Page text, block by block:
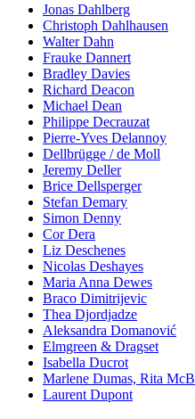
Jonas Dahlberg
Christoph Dahlhausen
Walter Dahn
Frauke Dannert
Bradley Davies
Richard Deacon
Michael Dean
Philippe Decrauzat
Pierre-Yves Delannoy
Dellbrügge / de Moll
Jeremy Deller
Brice Dellsperger
Stefan Demary
Simon Denny
Cor Dera
Liz Deschenes
Nicolas Deshayes
Maria Anna Dewes
Braco Dimitrijevic
Thea Djordjadze
Aleksandra Domanović
Elmgreen & Dragset
Isabella Ducrot
Marlene Dumas, Rita
Laurent Dupont